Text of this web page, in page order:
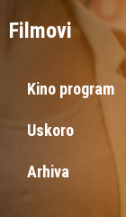
Filmovi
Kino program
Uskoro
Arhiva